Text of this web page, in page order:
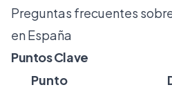
Preguntas frecuentes
en España
Puntos Clave
Punto